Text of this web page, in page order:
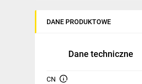
DANE PRODUKTOWE
Dane techniczne
CN